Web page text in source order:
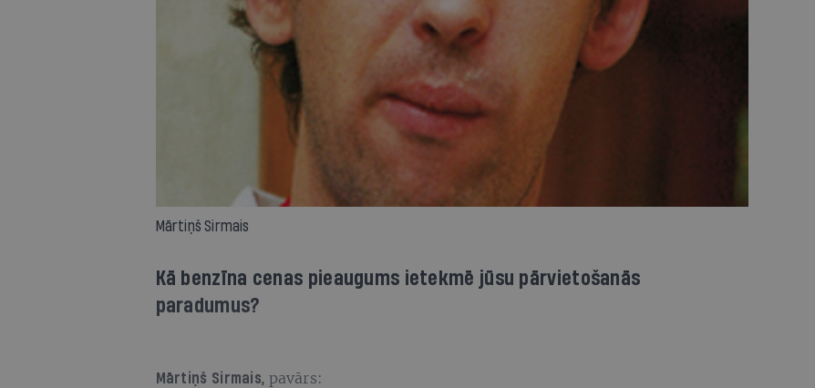
Mārtiņš Sirmais
Kā benzīna cenas pieaugums ietekmē jūsu pārvietošanās
paradumus?
Mārtiņš Sirmais, pavārs: